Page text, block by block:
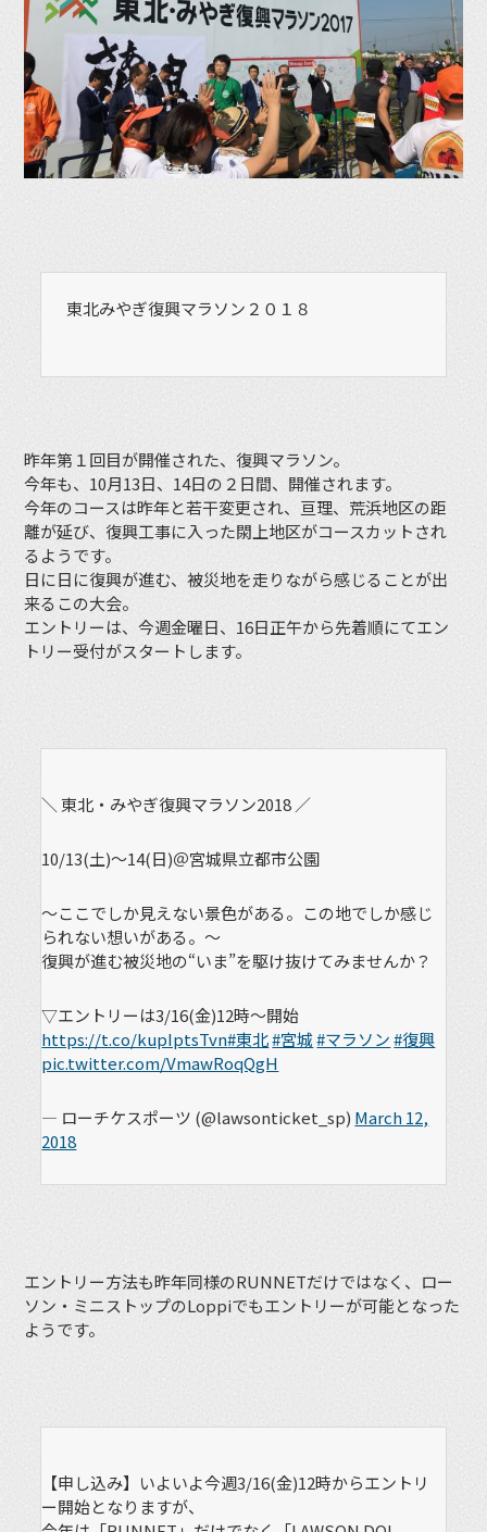
東北みやぎ復興マラソン２０１８
昨年第１回目が開催された、復興マラソン。
今年も、10月13日、14日の２日間、開催されます。
今年のコースは昨年と若干変更され、亘理、荒浜地区の距
離が延び、復興工事に入った閖上地区がコースカットされ
るようです。
日に日に復興が進む、被災地を走りながら感じることが出
来るこの大会。
エントリーは、今週金曜日、16日正午から先着順にてエン
トリー受付がスタートします。
＼ 東北・みやぎ復興マラソン2018 ／
10/13(土)～14(日)＠宮城県立都市公園
～ここでしか見えない景色がある。この地でしか感じ
られない想いがある。～
復興が進む被災地の“いま”を駆け抜けてみませんか？
▽エントリーは3/16(金)12時～開始
https://t.co/kupIptsTvn#東北#宮城#マラソン #復興
pic.twitter.com/VmawRoqQgH
— ローチケスポーツ (@lawsonticket_sp) March 12,
2018
エントリー方法も昨年同様のRUNNETだけではなく、ロー
ソン・ミニストップのLoppiでもエントリーが可能となった
ようです。
【申し込み】いよいよ今週3/16(金)12時からエントリ
ー開始となりますが、